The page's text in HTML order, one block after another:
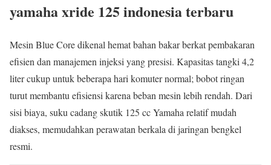
yamaha xride 125 indonesia terbaru
Mesin Blue Core dikenal hemat bahan bakar berkat pembakaran
efisien dan manajemen injeksi yang presisi. Kapasitas tangki 4,2
liter cukup untuk beberapa hari komuter normal; bobot ringan
turut membantu efisiensi karena beban mesin lebih rendah. Dari
sisi biaya, suku cadang skutik 125 cc Yamaha relatif mudah
diakses, memudahkan perawatan berkala di jaringan bengkel
resmi.